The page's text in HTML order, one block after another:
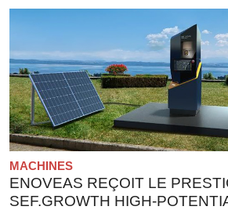
MACHINES
ENOVEAS REÇOIT LE
SEF.GROWTH HIGH-